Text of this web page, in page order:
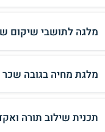
מלגה לתושבי שיקום
מלגת מחיה בגובה שכר
תכנית שילוב תורה